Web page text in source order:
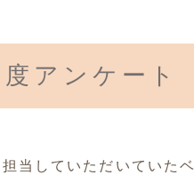
アンケート
当していただいていた